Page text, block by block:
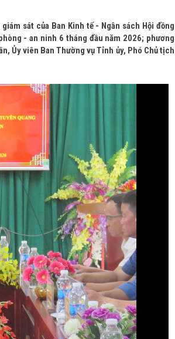
sát của Ban Kinh tế - Ngân sách Hội đồng
- an ninh 6 tháng đầu năm 2026; phương
Ủy viên Ban Thường vụ Tỉnh ủy, Phó Chủ tịch